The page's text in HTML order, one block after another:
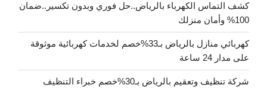
كشف التماس الكهرباء بالرياض..حل فوري وبدون تكسير..ضمان
100% وأمان منزلك
كهربائي منازل بالرياض بـ33%خصم لخدمات كهربائية موثوقة
على مدار 24 ساعة
شركة تنظيف وتعقيم بالرياض بـ30%خصم خبراء التنظيف